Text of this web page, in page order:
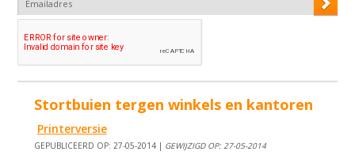
Stortbuien tergen winkels en kantoren
Printerversie
GEPUBLICEERD OP: 27-05-2014 | GEWIJZIGD OP: 27-05-2014